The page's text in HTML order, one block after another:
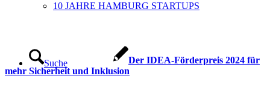
10 JAHRE HAMBURG STARTUPS
Suche
Der IDEA-Förderpreis 2024 für
mehr Sicherheit und Inklusion